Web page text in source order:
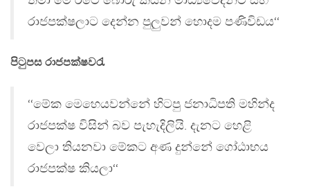
රාජපක්ෂලාට දෙන්න පුලුවන් හොදම පණිවිඩය‘‘
පිටුපස රාජපක්ෂවරැ
‘‘මේක මෙහෙයවන්නේ හිටපු ජනාධිපති මහින්ද
රාජපක්ෂ විසින් බව පැහැදිලියි. දැනට හෙළි
වෙලා තියනවා මේකට අණ දුන්නේ ගෝඨාභය
රාජපක්ෂ කියලා‘‘